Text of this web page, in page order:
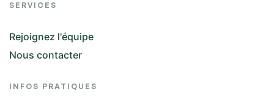
SERVICES
Rejoignez l'équipe
Nous contacter
INFOS PRATIQUES